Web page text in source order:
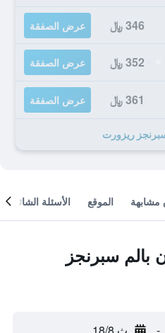
346 ﷼ عرض الصفقة
352 ﷼ عرض الصفقة
361 ﷼ عرض الصفقة
مشابهة الموقع الأسئلة الشائعة
سبرنجز